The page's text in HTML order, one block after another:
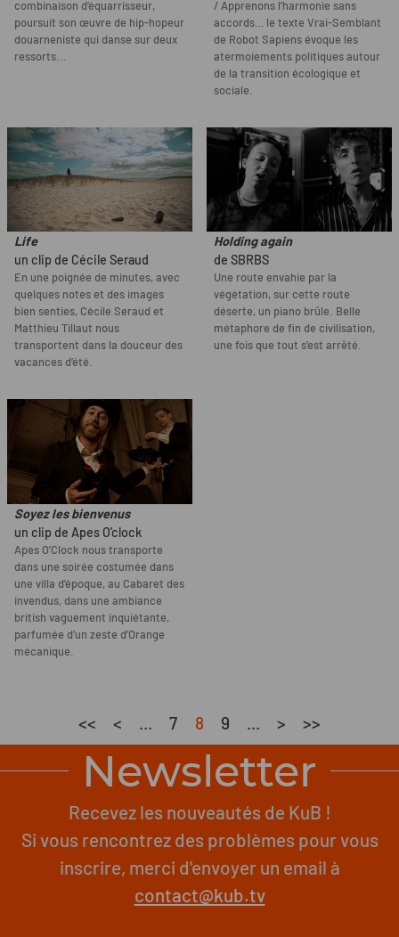
combinaison d’équarrisseur,
poursuit son œuvre de hip-hopeur
douarneniste qui danse sur deux
ressorts...
/ Apprenons l’harmonie sans
accords… le texte Vrai-Semblant
de Robot Sapiens évoque les
atermoiements politiques autour
de la transition écologique et
sociale.
Life
un clip de Cécile Seraud
En une poignée de minutes, avec
quelques notes et des images
bien senties, Cécile Seraud et
Matthieu Tillaut nous
transportent dans la douceur des
vacances d’été.
Holding again
de SBRBS
Une route envahie par la
végétation, sur cette route
déserte, un piano brûle. Belle
métaphore de fin de civilisation,
une fois que tout s’est arrêté.
Soyez les bienvenus
un clip de Apes O'clock
Apes O’Clock nous transporte
dans une soirée costumée dans
une villa d’époque, au Cabaret des
invendus, dans une ambiance
british vaguement inquiétante,
parfumée d’un zeste d’Orange
mécanique.
<< < ... 7 8 9 ... > >>
Newsletter
Recevez les nouveautés de KuB !
Si vous rencontrez des problèmes pour vous
inscrire, merci d'envoyer un email à
contact@kub.tv